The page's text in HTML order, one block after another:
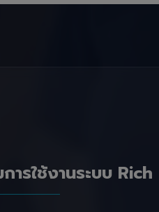
รใช้งานระบบ Rich